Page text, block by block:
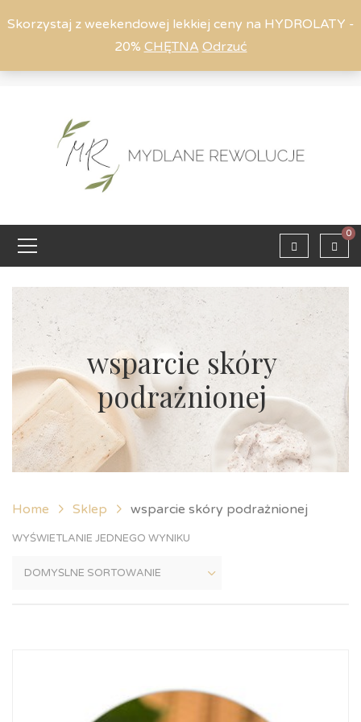
Skorzystaj z weekendowej lekkiej ceny na HYDROLATY -
20% CHĘTNA Odrzuć
0
wsparcie skóry
podrażnionej
Home Sklep wsparcie skóry podrażnionej
WYŚWIETLANIE JEDNEGO WYNIKU